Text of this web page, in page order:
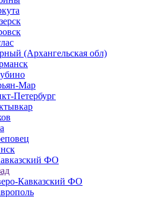
(Архангельская обл)
Мар
Петербург
ФО
Кавказский ФО